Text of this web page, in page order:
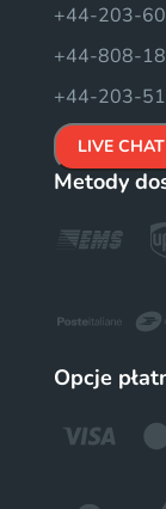
+44-203-
+44-808-
+44-203-
LIVE CHAT
Metody
Opcje